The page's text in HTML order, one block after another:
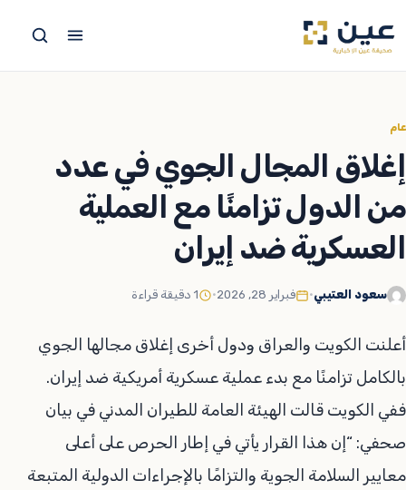
إلى
عام
إغلاق المجال الجوي في عدد
من الدول تزامنًا مع العملية
العسكرية ضد إيران
سعود العتيبي• فبراير 28, 2026 • 1 دقيقة قراءة
أعلنت الكويت والعراق ودول أخرى إغلاق مجالها الجوي
بالكامل تزامنًا مع بدء عملية عسكرية أمريكية ضد إيران.
ففي الكويت قالت الهيئة العامة للطيران المدني في بيان
صحفي: “إن هذا القرار يأتي في إطار الحرص على أعلى
معايير السلامة الجوية والتزامًا بالإجراءات الدولية المتبعة